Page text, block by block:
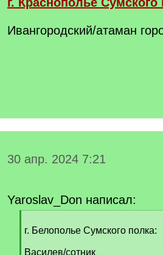
Ивангородский/атаман
30 апр. 2024 7:21
Yaroslav_Don написал:
q
г. Белополье Сумского полка:
Василев/сотник